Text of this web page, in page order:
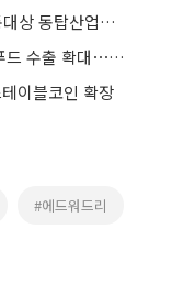
정춘호 GS리테일 편의점BU장, 한국유통대상 동탑산업훈장 수상
박진선 식품산업협회장 “불확실성 속 K푸드 수출 확대⋯지속가능 성장 전략 필요”
이블코인 확장
#에드워드리